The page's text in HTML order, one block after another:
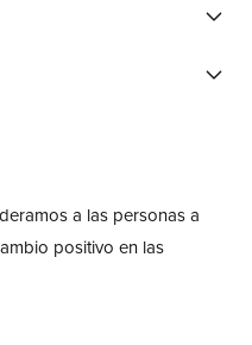
a las personas a
positivo en las